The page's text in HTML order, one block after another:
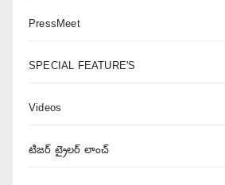
PressMeet
SPECIAL FEATURE'S
Videos
టిజర్ ట్రైలర్ లాంచ్